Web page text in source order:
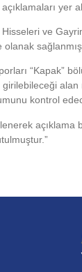
yer
ve
kontrol